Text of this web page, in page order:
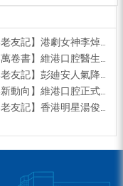
港劇女神李焯寧現身維港口腔擔任一日店長，分享護牙心得
腔醫生團隊受邀參與美國登士柏西諾德專題研討 聚焦無牙頜種植修復前沿策略
廸安人氣降臨維港口腔任明星一日店長 勁歌熱舞快閃表演點燃全場！
港口腔正式獲聘為「羅湖區社會醫療機構行業協會監事單位」
香港明星湯俊明驚喜現身維港口腔 擔任明星一日店長！